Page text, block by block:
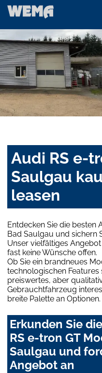
Audi RS e-
Saulgau
leasen
Entdecken Sie die besten
Bad Saulgau und sichern
Unser vielfältiges
fast keine Wünsche offen.
Ob Sie ein brandneues
technologischen
preiswertes, aber
Gebrauchtfahrzeug
breite Palette an Optionen.
Erkunden Sie
RS e-tron GT
Saulgau und
Angebot an